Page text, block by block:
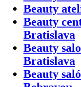
Beauty
Beauty
Bratislava
Beauty
Bratislava
Beauty